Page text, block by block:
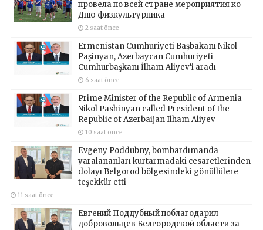
провела по всей стране мероприятия ко
Дню физкультурника
2 saat önce
Ermenistan Cumhuriyeti Başbakanı Nikol
Paşinyan, Azerbaycan Cumhuriyeti
Cumhurbaşkanı İlham Aliyev’i aradı
6 saat önce
Prime Minister of the Republic of Armenia
Nikol Pashinyan called President of the
Republic of Azerbaijan Ilham Aliyev
10 saat önce
Evgeny Poddubny, bombardımanda
yaralananları kurtarmadaki cesaretlerinden
dolayı Belgorod bölgesindeki gönüllülere
teşekkür etti
11 saat önce
Евгений Поддубный поблагодарил
добровольцев Белгородской области за